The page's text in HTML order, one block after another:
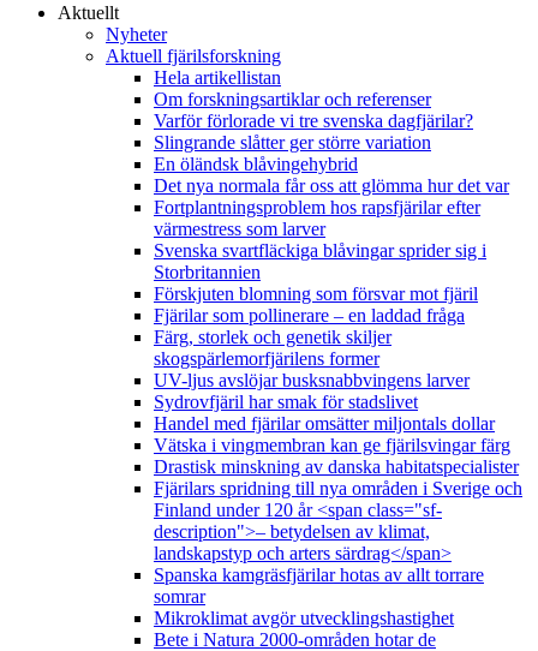
Aktuellt
Nyheter
Aktuell fjärilsforskning
Hela artikellistan
Om forskningsartiklar och referenser
Varför förlorade vi tre svenska dagfjärilar?
Slingrande slåtter ger större variation
En öländsk blåvingehybrid
Det nya normala får oss att glömma hur det var
Fortplantningsproblem hos rapsfjärilar efter
värmestress som larver
Svenska svartfläckiga blåvingar sprider sig i
Storbritannien
Förskjuten blomning som försvar mot fjäril
Fjärilar som pollinerare – en laddad fråga
Färg, storlek och genetik skiljer
skogspärlemorfjärilens former
UV-ljus avslöjar busksnabbvingens larver
Sydrovfjäril har smak för stadslivet
Handel med fjärilar omsätter miljontals dollar
Vätska i vingmembran kan ge fjärilsvingar färg
Drastisk minskning av danska habitatspecialister
Fjärilars spridning till nya områden i Sverige och
Finland under 120 år <span class="sf-
description">– betydelsen av klimat,
landskapstyp och arters särdrag</span>
Spanska kamgräsfjärilar hotas av allt torrare
somrar
Mikroklimat avgör utvecklingshastighet
Bete i Natura 2000-områden hotar de